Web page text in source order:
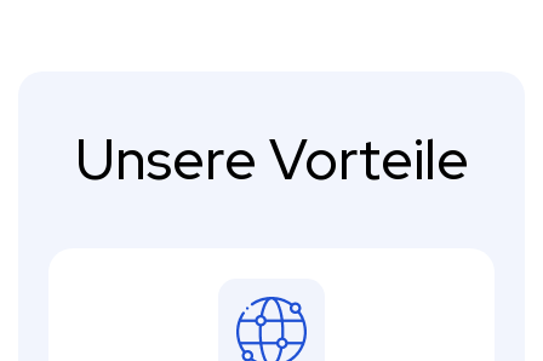
Unsere Vorteile